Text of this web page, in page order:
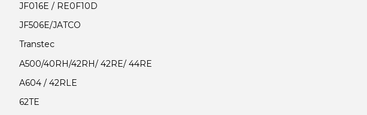
JF016E / RE0F10D
JF506E/JATCO
Transtec
A500/40RH/42RH/ 42RE/ 44RE
A604 / 42RLE
62TE